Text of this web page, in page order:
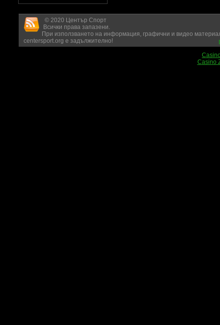
© 2020 Център Спорт
Всички права запазени.
При използването на информация, графични и видео
centersport.org е задължително!
Casino